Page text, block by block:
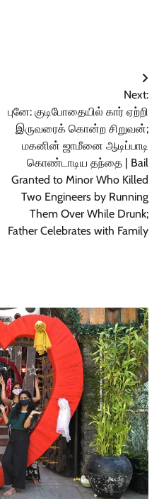
Next:
புனே: குடிபோதையில் கார் ஏற்றி
இருவரைக் கொன்ற சிறுவன்;
மகனின் ஜாமீனை ஆடிப்பாடி
கொண்டாடிய தந்தை | Bail
Granted to Minor Who Killed
Two Engineers by Running
Them Over While Drunk;
Father Celebrates with Family